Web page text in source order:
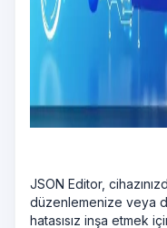
JSON Editor,
düzenlemenize veya
hatasısız inşa etmek